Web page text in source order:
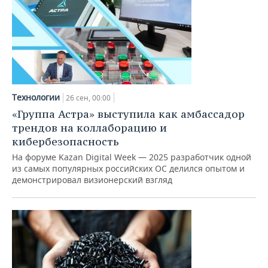
Технологии 26 сен, 00:00
«Группа Астра» выступила как амбассадор
трендов на коллаборацию и
кибербезопасность
На форуме Kazan Digital Week — 2025 разработчик одной
из самых популярных российских ОС делился опытом и
демонстрировал визионерский взгляд